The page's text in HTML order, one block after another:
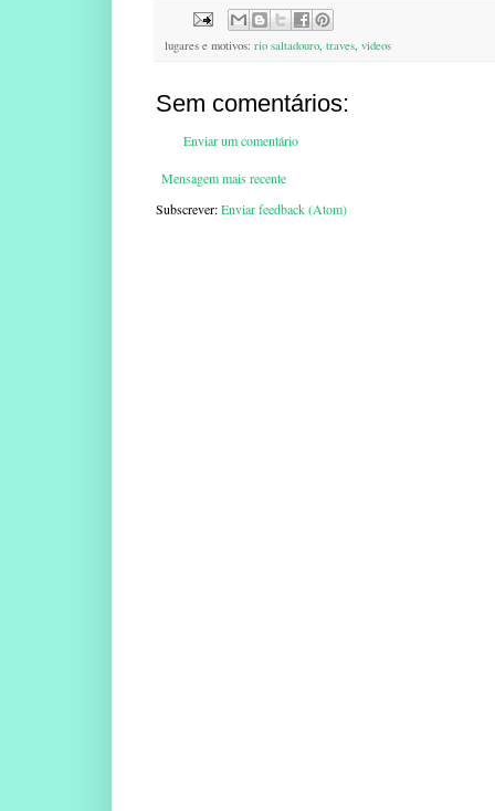
lugares e motivos: rio saltadouro, traves, videos
Sem comentários:
Enviar um comentário
Mensagem mais recente
Subscrever:Enviar feedback (Atom)